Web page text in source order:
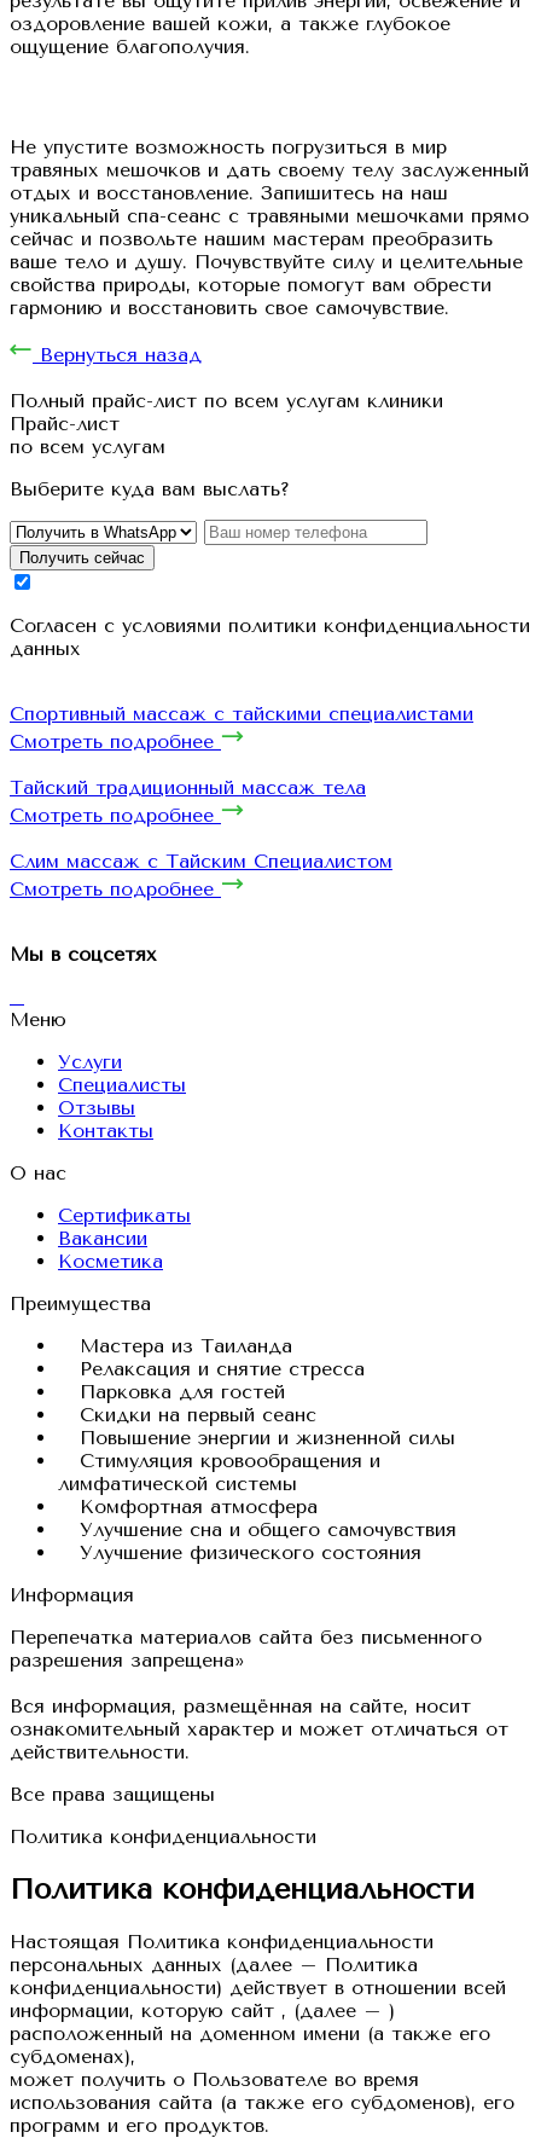
оздоровление вашей кожи, а также глубокое
ощущение благополучия.
Не упустите возможность погрузиться в мир
травяных мешочков и дать своему телу заслуженный
отдых и восстановление. Запишитесь на наш
уникальный спа-сеанс с травяными мешочками прямо
сейчас и позвольте нашим мастерам преобразить
ваше тело и душу. Почувствуйте силу и целительные
свойства природы, которые помогут вам обрести
гармонию и восстановить свое самочувствие.
Вернуться назад
Полный прайс-лист по всем услугам клиники
Прайс-лист
по всем услугам
Выберите куда вам выслать?
Получить сейчас
Cогласен с условиями политики конфиденциальности
данных
Спортивный массаж с тайскими специалистами
Смотреть подробнее
Тайский традиционный массаж тела
Смотреть подробнее
Слим массаж с Тайским Специалистом
Смотреть подробнее
Мы в соцсетях
Меню
Услуги
Специалисты
Отзывы
Контакты
О нас
Сертификаты
Вакансии
Косметика
Преимущества
Мастера из Таиланда
Релаксация и снятие стресса
Парковка для гостей
Скидки на первый сеанс
Повышение энергии и жизненной силы
Стимуляция кровообращения и
лимфатической системы
Комфортная атмосфера
Улучшение сна и общего самочувствия
Улучшение физического состояния
Информация
Перепечатка материалов сайта без письменного
разрешения запрещена»
Вся информация, размещённая на сайте, носит
ознакомительный характер и может отличаться от
действительности.
Все права защищены
Политика конфиденциальности
Политика конфиденциальности
Настоящая Политика конфиденциальности
персональных данных (далее – Политика
конфиденциальности) действует в отношении всей
информации, которую сайт , (далее – )
расположенный на доменном имени (а также его
субдоменах),
может получить о Пользователе во время
использования сайта (а также его субдоменов), его
программ и его продуктов.